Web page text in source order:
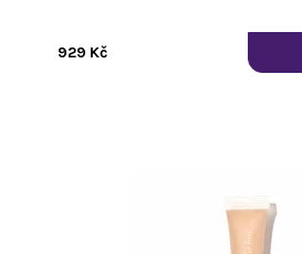
929 Kč